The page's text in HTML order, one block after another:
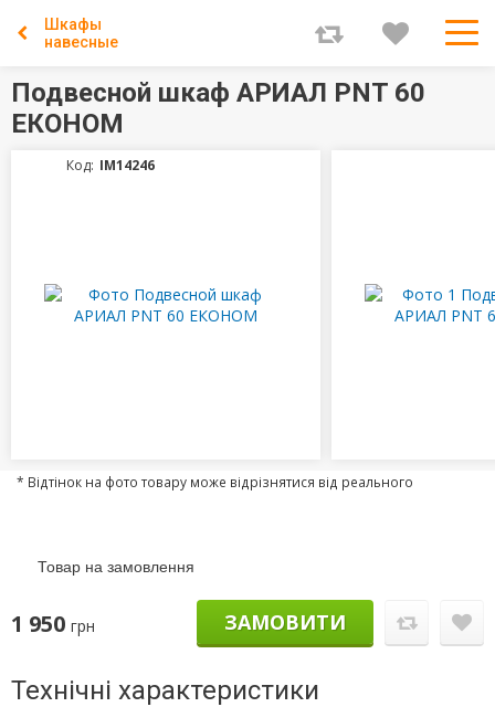
Шкафы
навесные
Подвесной шкаф АРИАЛ PNT 60
ЕКОНОМ
Код: IM14246
* Відтінок на фото товару може відрізнятися від реального
Товар на замовлення
1 950 грн ЗАМОВИТИ
Технічні характеристики